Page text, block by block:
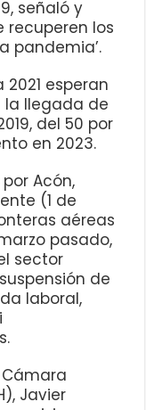
señaló y
recuperen los
pandemia’.
esperan
la llegada de
del 50 por
en 2023.
Acón,
(1 de
aéreas
pasado,
sector
de
laboral,
Javier